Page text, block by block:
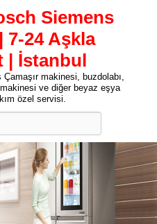
Siemens
7-24 Aşkla
| İstanbul
makinesi, buzdolabı,
ve diğer beyaz eşya
özel servisi.